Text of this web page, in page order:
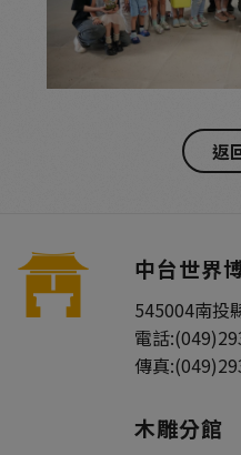
返
中台世界
545004南投
電話:
傳真:
木雕分館